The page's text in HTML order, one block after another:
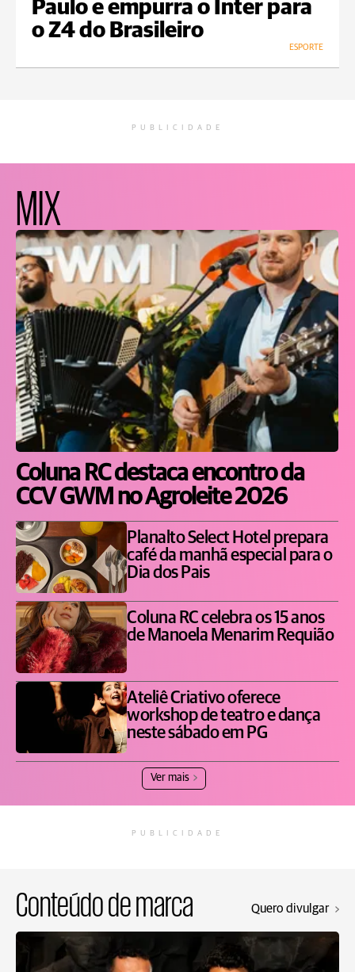
Paulo e empurra o Inter para
o Z4 do Brasileiro
ESPORTE
PUBLICIDADE
MIX
Coluna RC destaca encontro da
CCV GWM no Agroleite 2026
Planalto Select Hotel prepara
café da manhã especial para o
Dia dos Pais
Coluna RC celebra os 15 anos
de Manoela Menarim Requião
Ateliê Criativo oferece
workshop de teatro e dança
neste sábado em PG
Ver mais
PUBLICIDADE
Conteúdo de marca Quero divulgar